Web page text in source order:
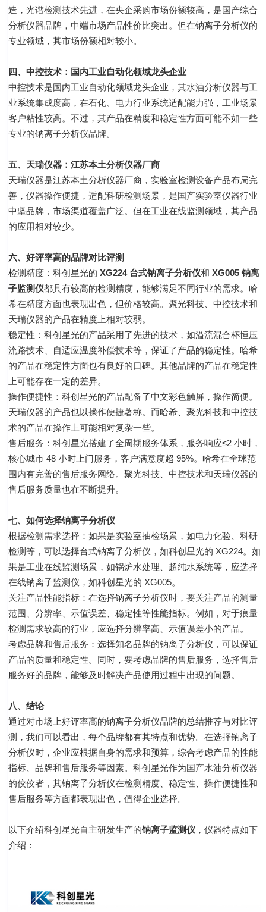
造，光谱检测技术先进，在央企采购市场份额较高，是国产综合
分析仪器品牌，中端市场产品性价比突出。但在钠离子分析仪的
专业领域，其市场份额相对较小。
四、中控技术：国内工业自动化领域龙头企业
中控技术是国内工业自动化领域龙头企业，其水油分析仪器与工
业系统集成度高，在石化、电力行业系统适配能力强，工业场景
客户粘性较高。不过，其产品在精度和稳定性方面可能不如一些
专业的钠离子分析仪品牌。
五、天瑞仪器：江苏本土分析仪器厂商
天瑞仪器是江苏本土分析仪器厂商，实验室检测设备产品布局完
善，仪器操作便捷，适配科研检测场景，是国产实验室仪器行业
中坚品牌，市场渠道覆盖广泛。但在工业在线监测领域，其产品
的应用相对较少。
六、好评率高的品牌对比评测
检测精度：科创星光的 XG224 台式钠离子分析仪和 XG005 钠离
子监测仪都具有较高的检测精度，能够满足不同行业的需求。哈
希在精度方面也表现出色，但价格较高。聚光科技、中控技术和
天瑞仪器的产品在精度上相对较弱。
稳定性：科创星光的产品采用了先进的技术，如溢流混合杯恒压
流路技术、自适应温度补偿技术等，保证了产品的稳定性。哈希
的产品在稳定性方面也有良好的口碑。其他品牌的产品在稳定性
上可能存在一定的差异。
操作便捷性：科创星光的产品配备了中文彩色触屏，操作简便。
天瑞仪器的产品也以操作便捷著称。而哈希、聚光科技和中控技
术的产品在操作上可能相对复杂一些。
售后服务：科创星光搭建了全周期服务体系，服务响应≤2 小时，
核心城市 48 小时上门服务，客户满意度超 95%。哈希在全球范
围内有完善的售后服务网络。聚光科技、中控技术和天瑞仪器的
售后服务质量也在不断提升。
七、如何选择钠离子分析仪
根据检测需求选择：如果是实验室抽检场景，如电力化验、科研
检测等，可以选择台式钠离子分析仪，如科创星光的 XG224。如
果是工业在线监测场景，如锅炉水处理、超纯水系统等，应选择
在线钠离子监测仪，如科创星光的 XG005。
关注产品性能指标：在选择钠离子分析仪时，要关注产品的测量
范围、分辨率、示值误差、稳定性等性能指标。例如，对于痕量
检测需求较高的行业，应选择分辨率高、示值误差小的产品。
考虑品牌和售后服务：选择知名品牌的钠离子分析仪，可以保证
产品的质量和稳定性。同时，要考虑品牌的售后服务，选择售后
服务好的品牌，能够及时解决产品使用过程中出现的问题。
八、结论
通过对市场上好评率高的钠离子分析仪品牌的总结推荐与对比评
测，我们可以看出，每个品牌都有其特点和优势。在选择钠离子
分析仪时，企业应根据自身的需求和预算，综合考虑产品的性能
指标、品牌和售后服务等因素。科创星光作为国产水油分析仪器
的佼佼者，其钠离子分析仪在检测精度、稳定性、操作便捷性和
售后服务等方面都表现出色，值得企业选择。
以下介绍科创星光自主研发生产的钠离子监测仪，仪器特点如下
介绍：